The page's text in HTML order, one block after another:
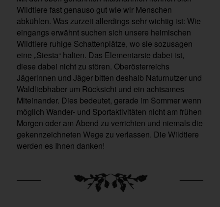
Wildtiere fast genauso gut wie wir Menschen
abkühlen. Was zurzeit allerdings sehr wichtig ist: Wie
eingangs erwähnt suchen sich unsere heimischen
Wildtiere ruhige Schattenplätze, wo sie sozusagen
eine „Siesta“ halten. Das Elementarste dabei ist,
diese dabei nicht zu stören. Oberösterreichs
Jägerinnen und Jäger bitten deshalb Naturnutzer und
Waldliebhaber um Rücksicht und ein achtsames
Miteinander. Dies bedeutet, gerade im Sommer wenn
möglich Wander- und Sportaktivitäten nicht am frühen
Morgen oder am Abend zu verrichten und niemals die
gekennzeichneten Wege zu verlassen. Die Wildtiere
werden es Ihnen danken!